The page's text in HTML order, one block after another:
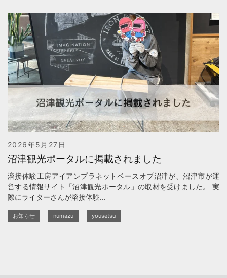
2026年5月27日
沼津観光ポータルに掲載されました
溶接体験工房アイアンプラネットベースオブ沼津が、沼津市が運
営する情報サイト「沼津観光ポータル」の取材を受けました。 実
際にライターさんが溶接体験...
お知らせ numazu yousetsu